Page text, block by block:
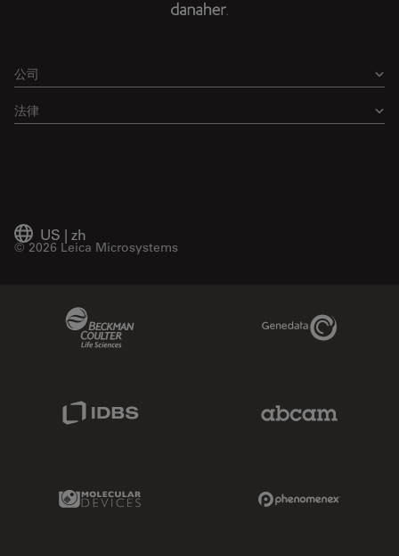
公司
法律
US | zh
© 2026 Leica Microsystems
Genedata Link
Molecular Devices Link